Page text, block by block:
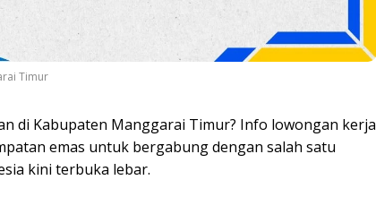
Timur
di Kabupaten Manggarai Timur? Info lowongan kerja
emas untuk bergabung dengan salah satu
kini terbuka lebar.